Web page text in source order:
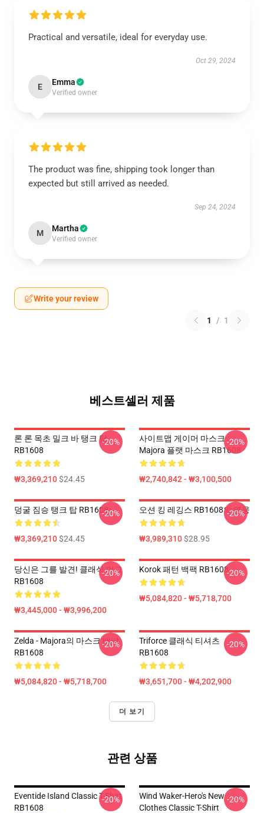
Practical and versatile, ideal for everyday use.
Oct 29, 2024
E Emma
Verified owner
The product was fine, shipping took longer than
expected but still arrived as needed.
Sep 24, 2024
M Martha
Verified owner
Write your review
1 / 1
베스트셀러 제품
론 론 목초 밀크 바 탱크 탑
RB1608
₩3,369,210$24.45
-20%
사이트맵 게이머 마스크 :
Majora 플랫 마스크 RB1608
₩2,740,842 - ₩3,100,500
-20%
덩굴 짐승 탱크 탑 RB1608
₩3,369,210$24.45
-20% 오션 킹 레깅스 RB1608의 영웅
₩3,989,310$28.95
-20%
당신은 그를 발견! 클래식 머그
RB1608
₩3,445,000 - ₩3,996,200
-20% Korok 패턴 백팩 RB1608
₩5,084,820 - ₩5,718,700
-20%
Zelda - Majora의 마스크 배낭
RB1608
₩5,084,820 - ₩5,718,700
-20%
Triforce 클래식 티셔츠
RB1608
₩3,651,700 - ₩4,202,900
-20%
더 보기
관련 상품
Eventide Island Classic T-Shirt
RB1608
-20%
Wind Waker-Hero's New
Clothes Classic T-Shirt
-20%